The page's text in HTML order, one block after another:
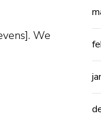
We